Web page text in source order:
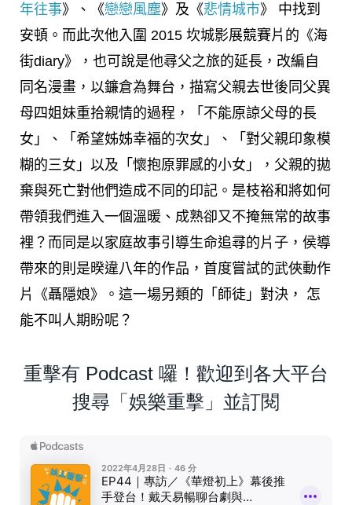
年往事》、《戀戀風塵》及《悲情城市》 中找到
安頓。而此次他入圍 2015 坎城影展競賽片的《海
街diary》，也可說是他尋父之旅的延長，改編自
同名漫畫，以鐮倉為舞台，描寫父親去世後同父異
母四姐妹重拾親情的過程，「不能原諒父母的長
女」、「希望姊姊幸福的次女」、「對父親印象模
糊的三女」以及「懷抱原罪感的小女」，父親的拋
棄與死亡對他們造成不同的印記。是枝裕和將如何
帶領我們進入一個溫暖、成熟卻又不掩無常的故事
裡？而同是以家庭故事引導生命追尋的片子，侯導
帶來的則是暌違八年的作品，首度嘗試的武俠動作
片《聶隱娘》。這一場另類的「師徒」對決， 怎
能不叫人期盼呢？
重擊有 Podcast 囉！歡迎到各大平台
搜尋「娛樂重擊」並訂閱